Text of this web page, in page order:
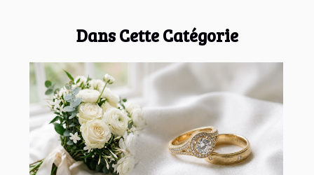
Dans Cette Catégorie